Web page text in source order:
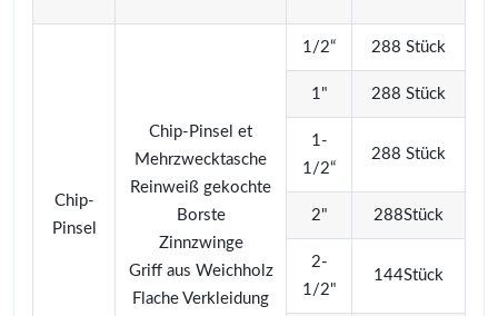
Chip-
Pinsel
Chip-Pinsel et
Mehrzwecktasche
Reinweiß gekochte
Borste
Zinnzwinge
Griff aus Weichholz
Flache Verkleidung
1/2“ 288 Stück
1" 288 Stück
1-
1/2“
288 Stück
2" 288Stück
2-
1/2"
144Stück